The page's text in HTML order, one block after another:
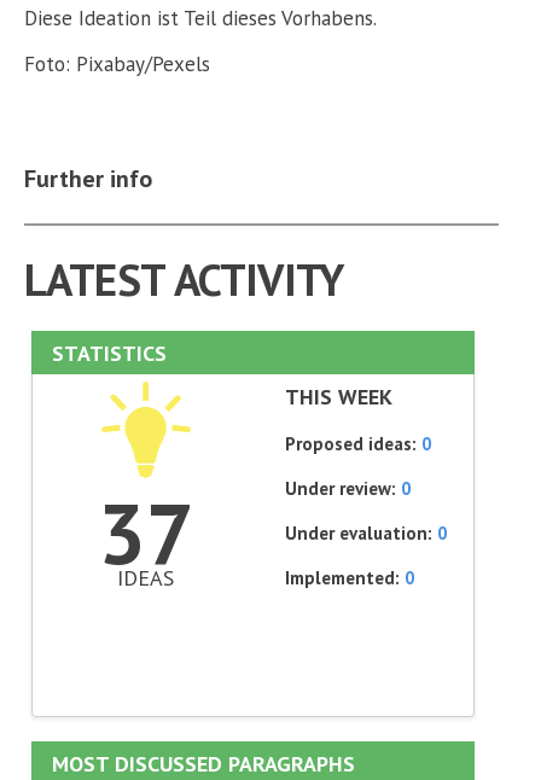
Diese Ideation ist Teil dieses Vorhabens.
Foto: Pixabay/Pexels
Further info
LATEST ACTIVITY
STATISTICS
37
IDEAS
THIS WEEK
Proposed ideas: 0
Under review: 0
Under evaluation: 0
Implemented: 0
MOST DISCUSSED PARAGRAPHS